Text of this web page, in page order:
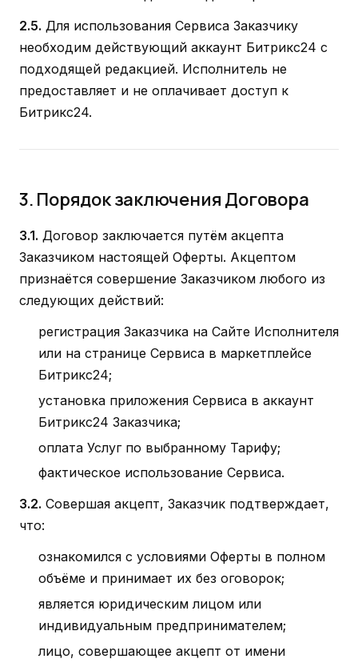
2.5. Для использования Сервиса Заказчику
необходим действующий аккаунт Битрикс24 с
подходящей редакцией. Исполнитель не
предоставляет и не оплачивает доступ к
Битрикс24.
3. Порядок заключения Договора
3.1. Договор заключается путём акцепта
Заказчиком настоящей Оферты. Акцептом
признаётся совершение Заказчиком любого из
следующих действий:
регистрация Заказчика на Сайте Исполнителя
или на странице Сервиса в маркетплейсе
Битрикс24;
установка приложения Сервиса в аккаунт
Битрикс24 Заказчика;
оплата Услуг по выбранному Тарифу;
фактическое использование Сервиса.
3.2. Совершая акцепт, Заказчик подтверждает,
что:
ознакомился с условиями Оферты в полном
объёме и принимает их без оговорок;
является юридическим лицом или
индивидуальным предпринимателем;
лицо, совершающее акцепт от имени